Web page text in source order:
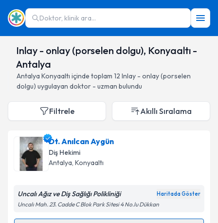
Doktor, klinik ara...
Inlay - onlay (porselen dolgu), Konyaaltı -
Antalya
Antalya Konyaaltı içinde toplam 12 Inlay - onlay (porselen
dolgu) uygulayan doktor - uzman bulundu
Filtrele Akıllı Sıralama
Dt. Anılcan Aygün
Diş Hekimi
Antalya, Konyaaltı
Uncalı Ağız ve Diş Sağlığı Polikliniği Haritada Göster
Uncalı Mah. 23. Cadde C Blok Park Sitesi 4 No.lu Dükkan